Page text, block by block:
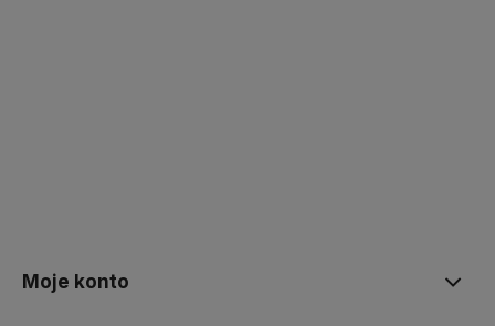
Moje konto